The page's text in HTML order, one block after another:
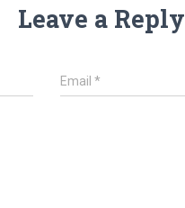
Leave a Reply
Email*